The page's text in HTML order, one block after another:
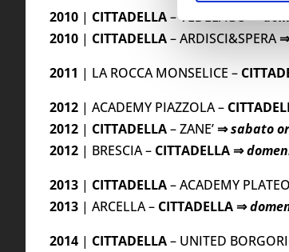
2010 | CITTADELLA– VEDELAGO⇒
2010 | CITTADELLA– ARDISCI&SPERA⇒
2011 | LA ROCCA MONSELICE –
2012 | ACADEMY PIAZZOLA –
2012 | CITTADELLA– ZANE’ ⇒sabato
2012 | BRESCIA – CITTADELLA ⇒
2013 | CITTADELLA– ACADEMY
2013 | ARCELLA – CITTADELLA ⇒
2014 | CITTADELLA– UNITED